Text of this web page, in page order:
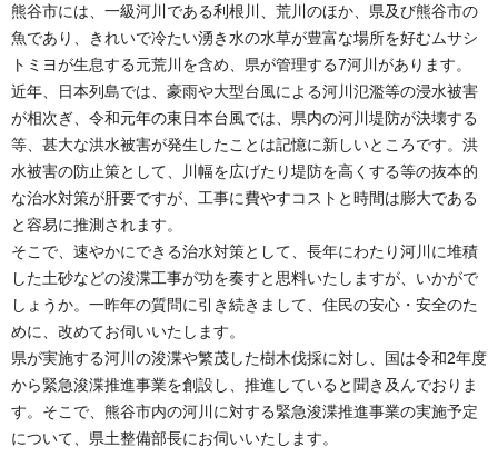
熊谷市には、一級河川である利根川、荒川のほか、県及び熊谷市の
魚であり、きれいで冷たい湧き水の水草が豊富な場所を好むムサシ
トミヨが生息する元荒川を含め、県が管理する7河川があります。
近年、日本列島では、豪雨や大型台風による河川氾濫等の浸水被害
が相次ぎ、令和元年の東日本台風では、県内の河川堤防が決壊する
等、甚大な洪水被害が発生したことは記憶に新しいところです。洪
水被害の防止策として、川幅を広げたり堤防を高くする等の抜本的
な治水対策が肝要ですが、工事に費やすコストと時間は膨大である
と容易に推測されます。
そこで、速やかにできる治水対策として、長年にわたり河川に堆積
した土砂などの浚渫工事が功を奏すと思料いたしますが、いかがで
しょうか。一昨年の質問に引き続きまして、住民の安心・安全のた
めに、改めてお伺いいたします。
県が実施する河川の浚渫や繁茂した樹木伐採に対し、国は令和2年度
から緊急浚渫推進事業を創設し、推進していると聞き及んでおりま
す。そこで、熊谷市内の河川に対する緊急浚渫推進事業の実施予定
について、県土整備部長にお伺いいたします。